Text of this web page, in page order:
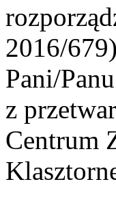
2016/
Pani/
z
Centrum